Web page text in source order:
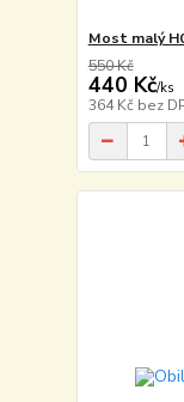
Most malý
550 Kč
440 Kč/ks
364 Kč bez